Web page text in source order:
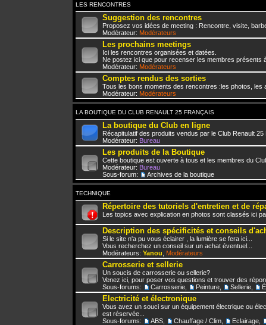
LES RENCONTRES
Suggestion des rencontres
Proposez vos idées de meeting : Rencontre, visite,
Modérateur: Modérateurs
Les prochains meetings
Ici les rencontres organisées et datées.
Ne postez ici que pour recenser les membres présents
Modérateur: Modérateurs
Comptes rendus des sorties
Tous les bons moments des rencontres :les photos, les
Modérateur: Modérateurs
LA BOUTIQUE DU CLUB RENAULT 25 FRANÇAIS
La boutique du Club en ligne
Récapitulatif des produits vendus par le Club Renault 25
Modérateur: Bureau
Les produits de la Boutique
Cette boutique est ouverte à tous et les membres du
Modérateur: Bureau
Sous-forum:
Archives de la boutique
TECHNIQUE
Répertoire des tutoriels d'entretien et de
Les topics avec explication en photos sont classés ici
Description des spécificités et conseils
Si le site n'a pu vous éclairer , la lumière se fera ici...
Vous recherchez un conseil sur un achat éventuel...
Modérateurs: Yanou Modérateurs
Carrosserie et sellerie
Un soucis de carrosserie ou sellerie?
Venez ici, pour poser vos questions et trouver des
Sous-forums:
Carrosserie Peinture Sellerie
Electricité et électronique
Vous avez un souci sur un équipement électrique ou
est réservée...
Sous-forums:
ABS Chauffage / Clim Eclairage